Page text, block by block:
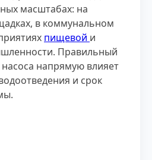
масштабах: на
в коммунальном
пищевой и
Правильный
напрямую влияет
и срок